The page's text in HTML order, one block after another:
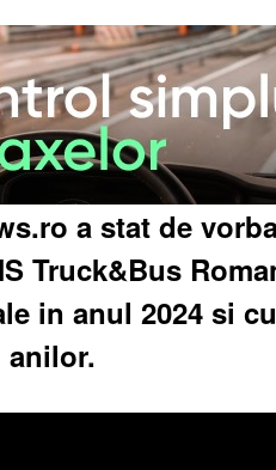
a stat de
Truck&Bus
in anul 2024 si